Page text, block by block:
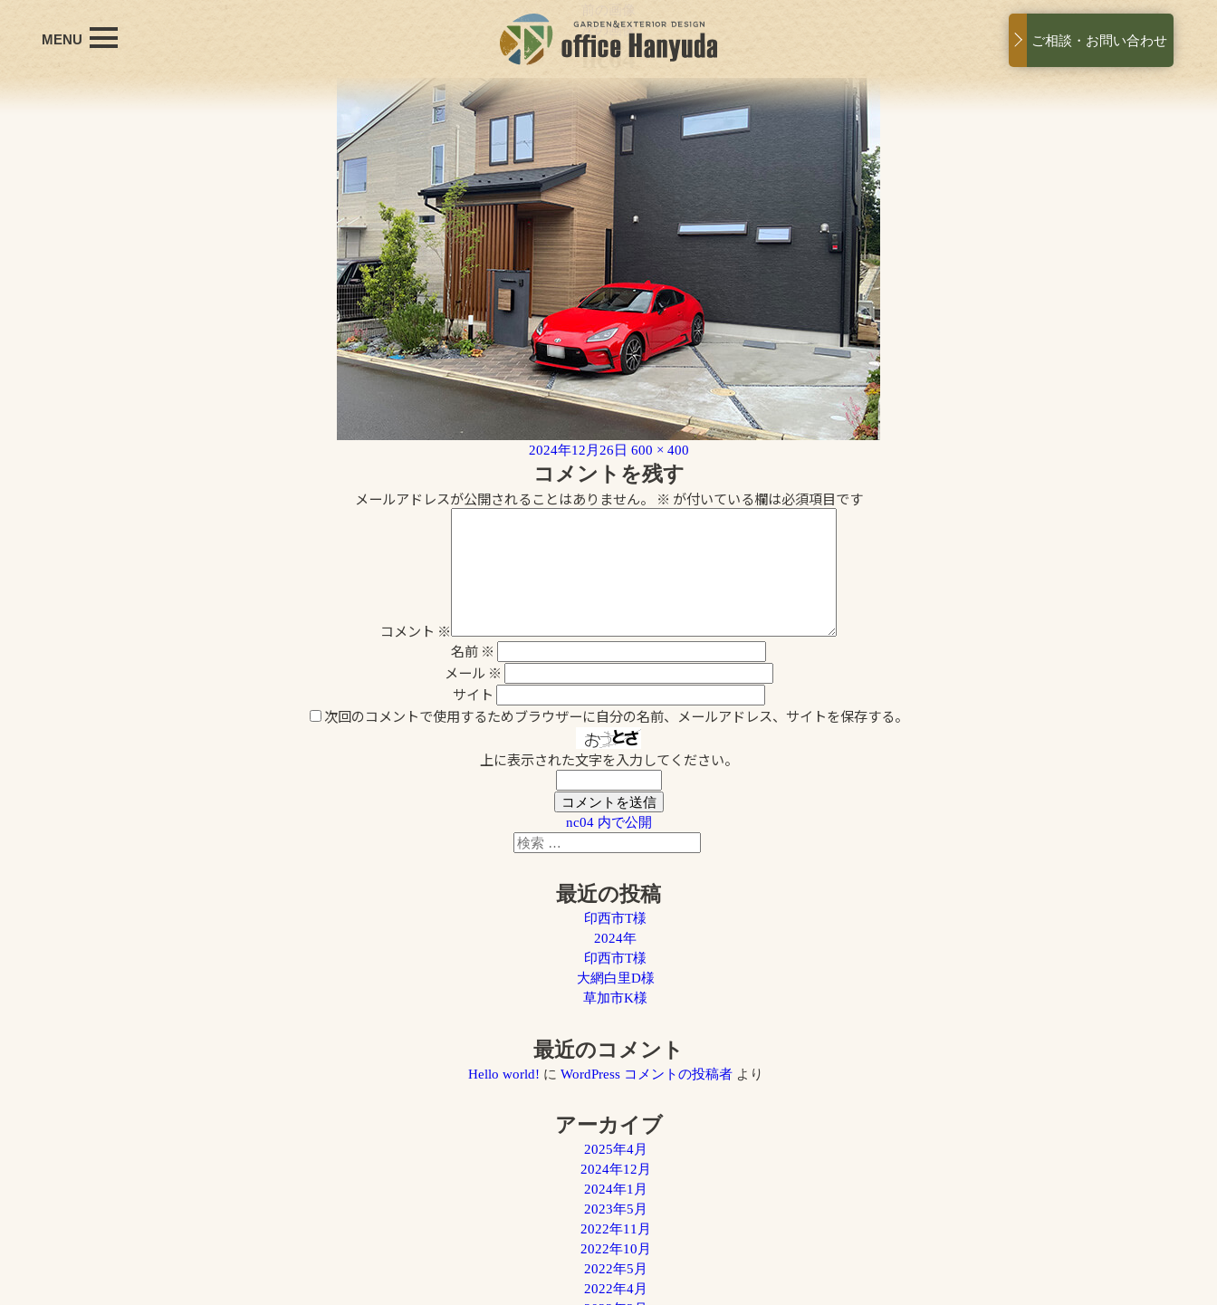
MENU ご相談・お問い合わせ
次の画像
nc04
投
稿
2024年12月26日 フ
ル
サ
イ
600 × 400
コメントを残す
メールアドレスが公開されることはありません。 ※ が付いている欄は必須項目です
コメント ※
名前 ※
メール ※
サイト
次回のコメントで使用するためブラウザーに自分の名前、メールアドレス、サイトを保存する。
上に表示された文字を入力してください。
nc04 内で公開
検
最近の投稿
印西市T様
2024年
印西市T様
大網白里D様
草加市K様
最近のコメント
Hello world! に WordPress コメントの投稿者より
アーカイブ
2025年4月
2024年12月
2024年1月
2023年5月
2022年11月
2022年10月
2022年5月
2022年4月